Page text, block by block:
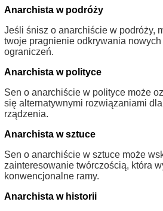
Anarchista w podróży
Jeśli śnisz o anarchiście w podróży,
twoje pragnienie odkrywania
ograniczeń.
Anarchista w polityce
Sen o anarchiście w polityce może
się alternatywnymi rozwiązaniami
rządzenia.
Anarchista w sztuce
Sen o anarchiście w sztuce może
zainteresowanie twórczością, która
konwencjonalne ramy.
Anarchista w historii